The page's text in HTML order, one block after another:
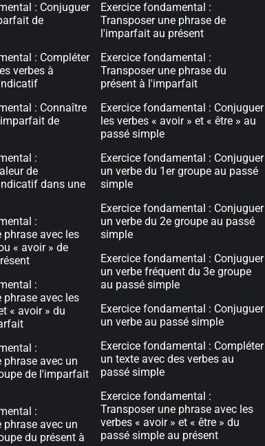
: Conjuguer
de
: Compléter
verbes à
: Connaître
de
:
de
dans une
:
phrase avec les
« avoir » de
:
phrase avec les
« avoir » du
:
phrase avec un
de l'imparfait
:
phrase avec un
du présent à
Exercice fondamental :
Transposer une phrase de
l'imparfait au présent
Exercice fondamental :
Transposer une phrase du
présent à l'imparfait
Exercice fondamental : Conjuguer
les verbes « avoir » et « être » au
passé simple
Exercice fondamental : Conjuguer
un verbe du 1er groupe au passé
simple
Exercice fondamental : Conjuguer
un verbe du 2e groupe au passé
simple
Exercice fondamental : Conjuguer
un verbe fréquent du 3e groupe
au passé simple
Exercice fondamental : Conjuguer
un verbe au passé simple
Exercice fondamental : Compléter
un texte avec des verbes au
passé simple
Exercice fondamental :
Transposer une phrase avec les
verbes « avoir » et « être » du
passé simple au présent